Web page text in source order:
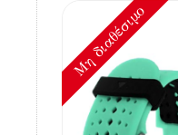
Mη διαθέσιμο